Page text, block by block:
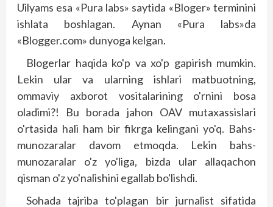
Uilyams esa «Pura labs» saytida «Bloger» terminini
ishlata boshlagan. Aynan «Pura labs»da
«Blogger.com» dunyoga kelgan.
Blogerlar haqida ko'p va xo'p gapirish mumkin.
Lekin ular va ularning ishlari matbuotning,
ommaviy axborot vositalarining o'rnini bosa
oladimi?! Bu borada jahon OAV mutaxassislari
o'rtasida hali ham bir fikrga kelingani yo'q. Bahs-
munozaralar davom etmoqda. Lekin bahs-
munozaralar o'z yo'liga, bizda ular allaqachon
qisman o'z yo'nalishini egallab bo'lishdi.
Sohada tajriba to'plagan bir jurnalist sifatida